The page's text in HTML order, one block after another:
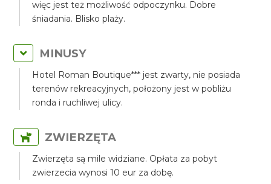
więc jest też możliwość odpoczynku. Dobre
śniadania. Blisko plaży.
MINUSY
Hotel Roman Boutique*** jest zwarty, nie posiada
terenów rekreacyjnych, położony jest w pobliżu
ronda i ruchliwej ulicy.
ZWIERZĘTA
Zwierzęta są mile widziane. Opłata za pobyt
zwierzecia wynosi 10 eur za dobę.